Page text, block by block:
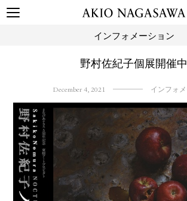
インフォメーション
野村佐紀子個展開催中
December 4, 2021 インフォ
GALLERY
ONLINE
PUBLISHING
ONLINE SHOP
NEWS
ABOUT US LOCATIONS